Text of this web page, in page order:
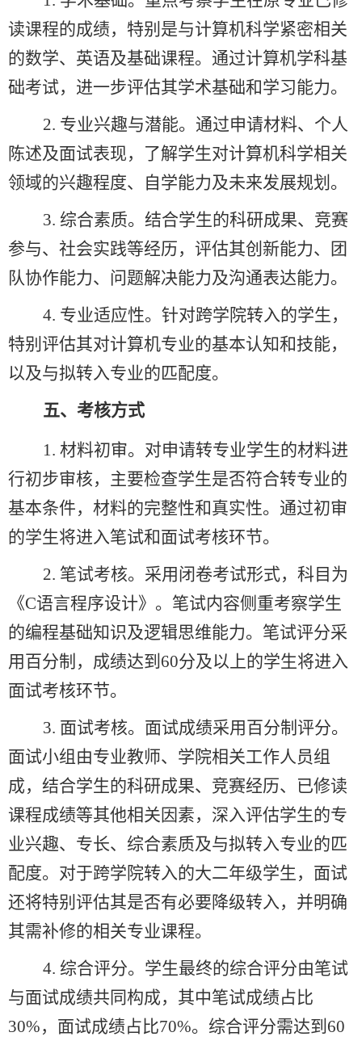
读课程的成绩，特别是与计算机科学紧密相关
的数学、英语及基础课程。通过计算机学科基
础考试，进一步评估其学术基础和学习能力。
2. 专业兴趣与潜能。 通过申请材料、个人
陈述及面试表现，了解学生对计算机科学相关
领域的兴趣程度、自学能力及未来发展规划。
3. 综合素质。 结合学生的科研成果、竞赛
参与、社会实践等经历，评估其创新能力、团
队协作能力、问题解决能力及沟通表达能力。
4. 专业适应性。 针对跨学院转入的学生，
特别评估其对计算机专业的基本认知和技能，
以及与拟转入专业的匹配度。
五、考核方式
1. 材料初审。 对申请转专业学生的材料进
行初步审核，主要检查学生是否符合转专业的
基本条件，材料的完整性和真实性。通过初审
的学生将进入笔试和面试考核环节。
2. 笔试考核。采用闭卷考试形式，科目为
《C语言程序设计》。笔试内容侧重考察学生
的编程基础知识及逻辑思维能力。笔试评分采
用百分制，成绩达到60分及以上的学生将进入
面试考核环节。
3. 面试考核。面试成绩采用百分制评分。
面试小组由专业教师、学院相关工作人员组
成，结合学生的科研成果、竞赛经历、已修读
课程成绩等其他相关因素，深入评估学生的专
业兴趣、专长、综合素质及与拟转入专业的匹
配度。对于跨学院转入的大二年级学生，面试
还将特别评估其是否有必要降级转入，并明确
其需补修的相关专业课程。
4. 综合评分。 学生最终的综合评分由笔试
与面试成绩共同构成，其中笔试成绩占比
30%，面试成绩占比70%。综合评分需达到60